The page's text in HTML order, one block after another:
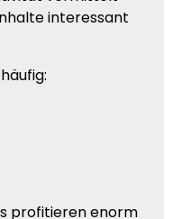
interessant
profitieren enorm